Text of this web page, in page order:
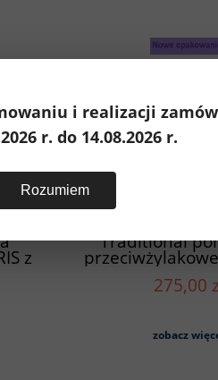
z
Traditional
przeciwżylakowe
długie (A-G) -
275,00
zobacz
i realizacji
r. do 14.08.2026 r.
Rozumiem